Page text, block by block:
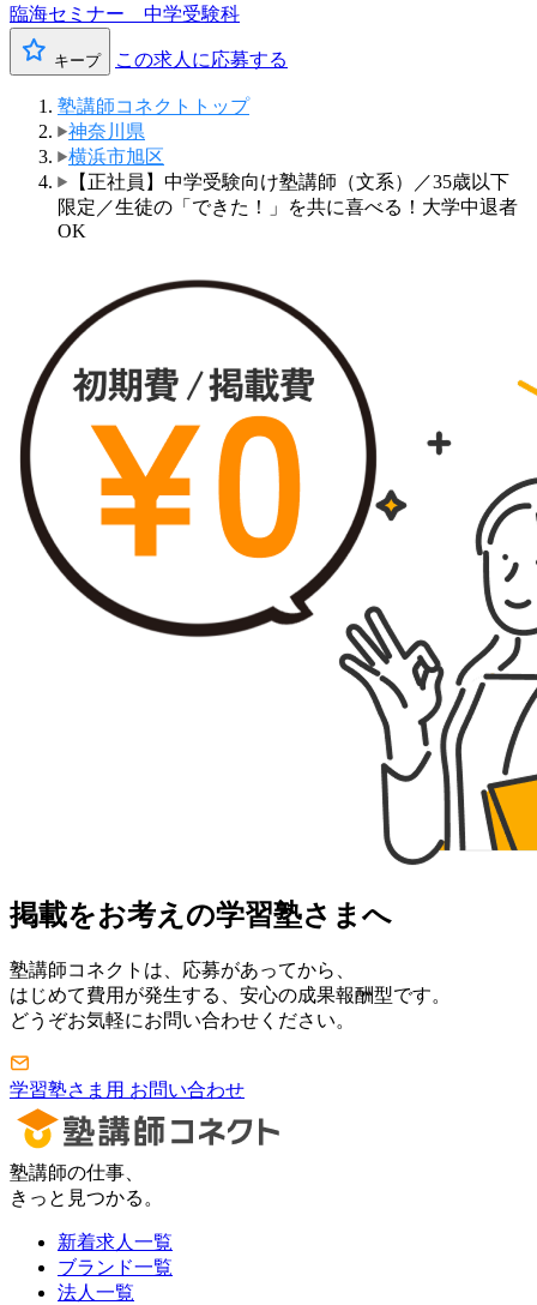
臨海セミナー 中学受験科
キープ この求人に応募する
塾講師コネクトトップ
神奈川県
横浜市旭区
【正社員】中学受験向け塾講師（文系）／35歳以下
限定／生徒の「できた！」を共に喜べる！大学中退者
OK
掲載をお考えの学習塾さまへ
塾講師コネクトは、応募があってから、
はじめて費用が発生する、安心の成果報酬型です。
どうぞお気軽にお問い合わせください。
学習塾さま用 お問い合わせ
塾講師の仕事、
きっと見つかる。
新着求人一覧
ブランド一覧
法人一覧